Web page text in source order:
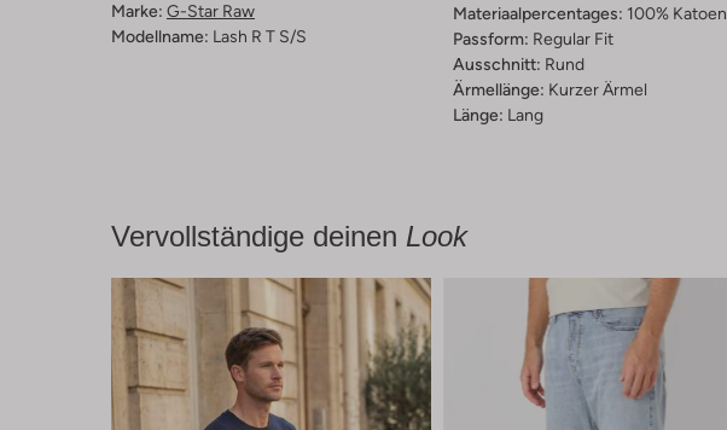
Marke: G-Star Raw
Modellname: Lash R T S/s
Materiaalpercentages: 100% Katoen
Passform: Regular Fit
Ausschnitt: Rund
Ärmellänge: Kurzer Ärmel
Länge: Lang
Vervollständige deinen Look